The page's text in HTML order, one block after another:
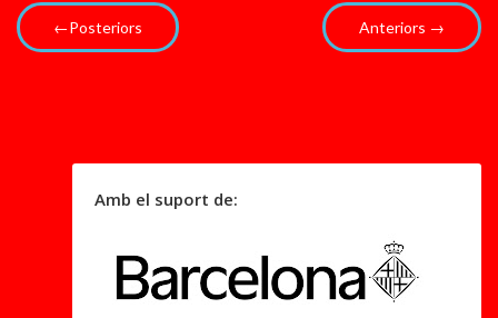
←Posteriors Anteriors →
Amb el suport de: